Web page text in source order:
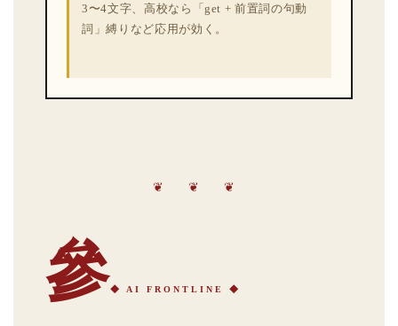
3〜4文字、高校なら「get + 前置詞の句動
詞」縛りなど応用が効く。
❦ ❦ ❦
參◆ AI FRONTLINE ◆